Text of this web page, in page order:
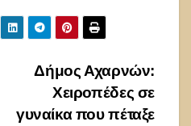
Δήμος Αχαρνών:
Χειροπέδες σε
γυναίκα που πέταξε